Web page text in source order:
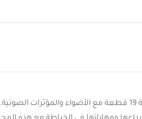
أضيفي مزيداً من المتعة والفائدة إلى وقتِ لعبِ طفلتك مع هذه الماكينة الرائعة التي